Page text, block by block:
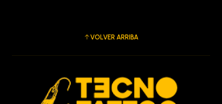
VOLVER ARRIBA